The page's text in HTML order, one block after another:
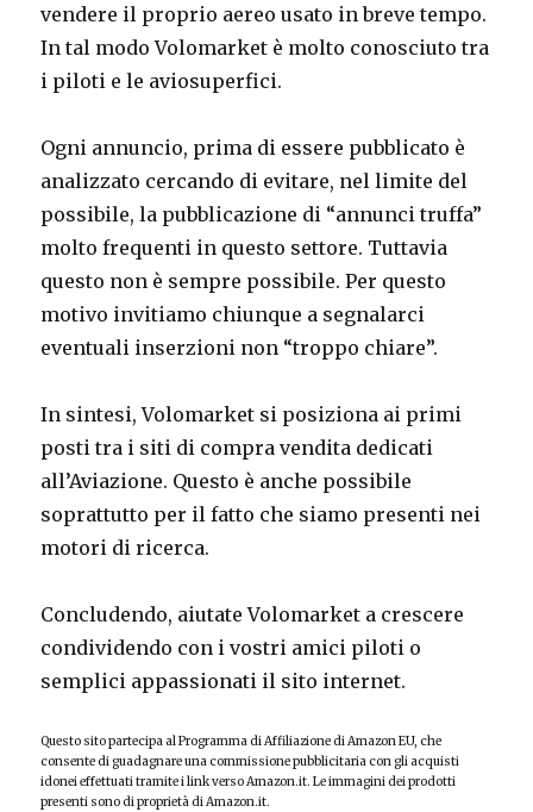
vendere il proprio aereo usato in breve tempo.
In tal modo Volomarket è molto conosciuto tra
i piloti e le aviosuperfici.
Ogni annuncio, prima di essere pubblicato è
analizzato cercando di evitare, nel limite del
possibile, la pubblicazione di “annunci truffa”
molto frequenti in questo settore. Tuttavia
questo non è sempre possibile. Per questo
motivo invitiamo chiunque a segnalarci
eventuali inserzioni non “troppo chiare”.
In sintesi, Volomarket si posiziona ai primi
posti tra i siti di compra vendita dedicati
all’Aviazione. Questo è anche possibile
soprattutto per il fatto che siamo presenti nei
motori di ricerca.
Concludendo, aiutate Volomarket a crescere
condividendo con i vostri amici piloti o
semplici appassionati il sito internet.
Questo sito partecipa al Programma di Affiliazione di Amazon EU, che
consente di guadagnare una commissione pubblicitaria con gli acquisti
idonei effettuati tramite i link verso Amazon.it. Le immagini dei prodotti
presenti sono di proprietà di Amazon.it.